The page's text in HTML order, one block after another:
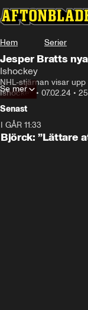
Hem Serier
Jesper Bratts
Ishockey
NHL-stjärnan visar
Ishockey• 07.02.24 •
Se mer
Senast
I GÅR 11:33
Björck: ”Lättare